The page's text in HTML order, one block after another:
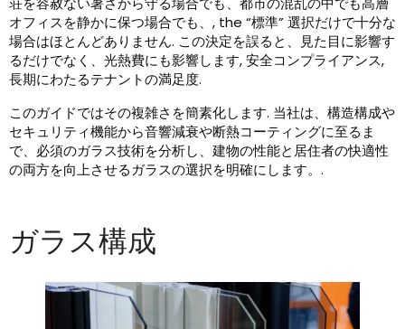
オフィスを静かに保つ場合でも、, the “標準” 選択だけで十分な
場合はほとんどありません. この決定を誤ると、見た目に影響す
るだけでなく、光熱費にも影響します, 安全コンプライアンス,
長期にわたるテナントの満足度.
このガイドではその複雑さを簡素化します. 当社は、構造構成や
セキュリティ機能から音響減衰や断熱コーティングに至るま
で、必須のガラス技術を分析し、建物の性能と居住者の快適性
の両方を向上させるガラスの選択を明確にします。.
ガラス構成